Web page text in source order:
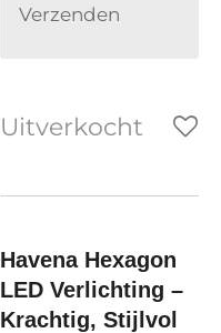
Verzenden
Uitverkocht
Havena Hexagon
LED Verlichting –
Krachtig, Stijlvol